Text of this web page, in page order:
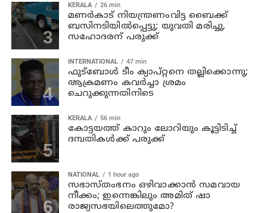
KERALA 26 min
മണര്‍കാട് നിയന്ത്രണംവിട്ട ബൈക്ക്
ബസിനടിയിൽപ്പെട്ടു; യുവതി മരിച്ചു,
സഹോദരന് പരുക്ക്
INTERNATIONAL 47 min
ഫുട്ബോൾ ടീം ക്യാപ്റ്റനെ തല്ലിക്കൊന്നു;
ആക്രമണം കവർച്ചാ ശ്രമം
ചെറുക്കുന്നതിനിടെ
KERALA 56 min
കോട്ടയത്ത് കാറും ലോറിയും കൂട്ടിടിച്ച്
ദമ്പതികള്‍ക്ക് പരുക്ക്
NATIONAL 1 hour ago
സഭാസ്തംഭനം ഒഴിവാക്കാൻ സമവായ
നീക്കം; ഇന്നെങ്കിലും അമിത് ഷാ
രാജ്യസഭയിലെത്തുമോ?